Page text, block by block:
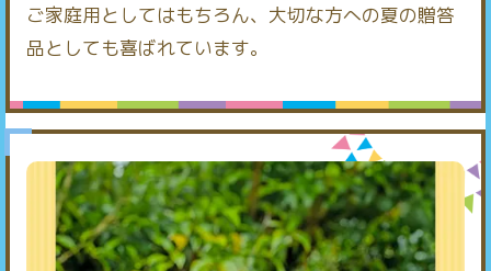
ご家庭用としてはもちろん、大切な方への夏の贈答
品としても喜ばれています。